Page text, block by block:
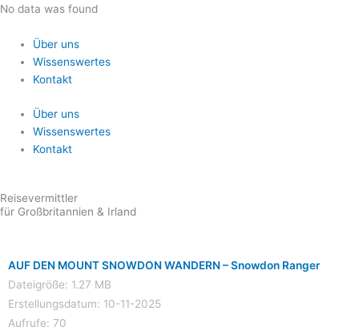
Zum
springen
No data was found
Über uns
Wissenswertes
Kontakt
Über uns
Wissenswertes
Kontakt
Reisevermittler
für Großbritannien & Irland
AUF DEN MOUNT SNOWDON WANDERN – Snowdon Ranger
Dateigröße: 1.27 MB
Erstellungsdatum: 10-11-2025
Aufrufe: 70